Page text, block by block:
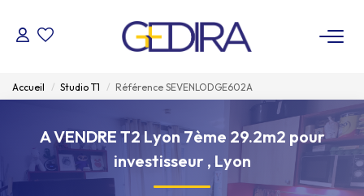
ACHETER
LOUER
Accueil Studio T1 Référence SEVENLODGE602A
A VENDRE T2 Lyon 7ème 29.2m2 pour
investisseur , Lyon